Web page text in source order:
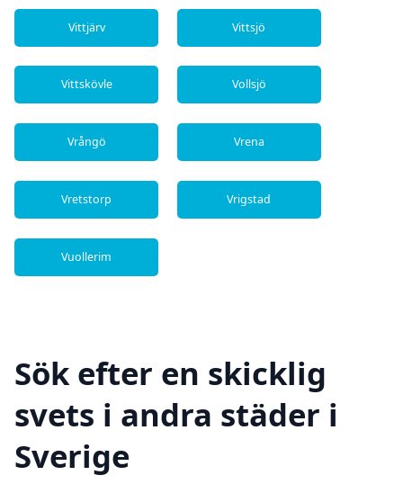
Vittjärv Vittsjö
Vittskövle Vollsjö
Vrångö Vrena
Vretstorp Vrigstad
Vuollerim
Sök efter en skicklig
svets i andra städer i
Sverige